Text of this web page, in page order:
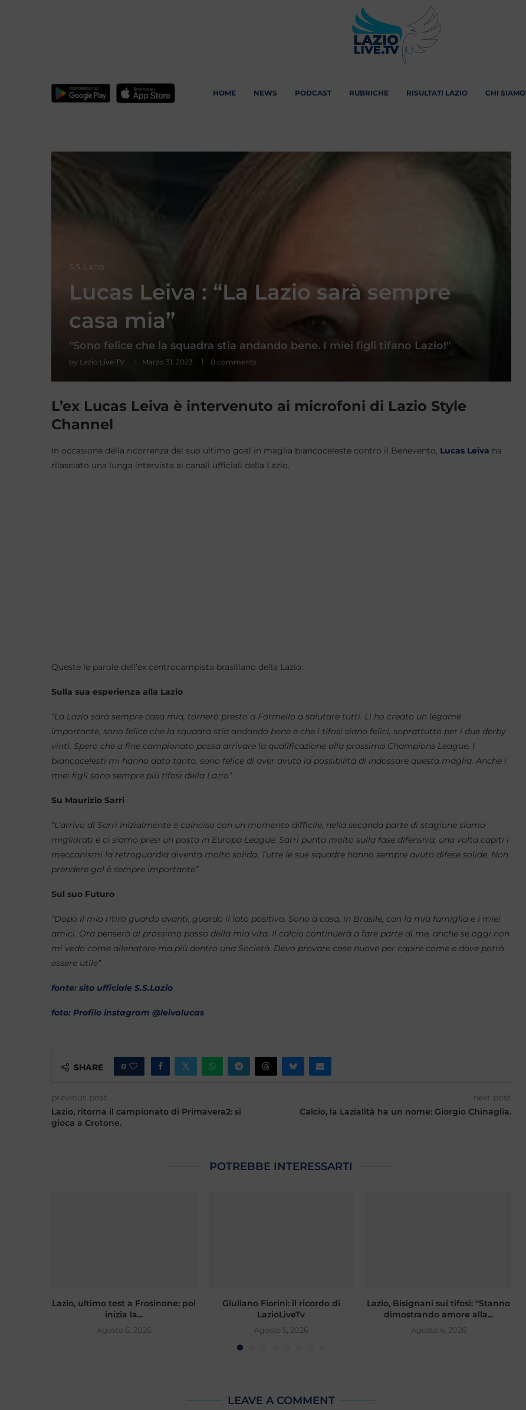
HOME NEWS PODCAST RUBRICHE RISULTATI LAZIO CHI SIAMO
S.S. Lazio
Lucas Leiva : “La Lazio sarà sempre
casa mia”
"Sono felice che la squadra stia andando bene. I miei figli tifano Lazio!"
by Lazio Live TV Marzo 31, 2023 0 comments
L’ex Lucas Leiva è intervenuto ai microfoni di Lazio Style
Channel
In occasione della ricorrenza del suo ultimo goal in maglia biancoceleste contro il Benevento, Lucas Leiva ha
rilasciato una lunga intervista ai canali ufficiali della Lazio.
Queste le parole dell’ex centrocampista brasiliano della Lazio:
Sulla sua esperienza alla Lazio
“La Lazio sarà sempre casa mia, tornerò presto a Formello a salutare tutti. Lì ho creato un legame
importante, sono felice che la squadra stia andando bene e che i tifosi siano felici, soprattutto per i due derby
vinti. Spero che a fine campionato possa arrivare la qualificazione alla prossima Champions League. I
biancocelesti mi hanno dato tanto, sono felice di aver avuto la possibilità di indossare questa maglia. Anche i
miei figli sono sempre più tifosi della Lazio”
Su Maurizio Sarri
“L’arrivo di Sarri inizialmente è coinciso con un momento difficile, nella seconda parte di stagione siamo
migliorati e ci siamo presi un posto in Europa League. Sarri punta molto sulla fase difensiva, una volta capiti i
meccanismi la retroguardia diventa molto solida. Tutte le sue squadre hanno sempre avuto difese solide. Non
prendere gol è sempre importante”
Sul suo Futuro
“Dopo il mio ritiro guardo avanti, guardo il lato positivo. Sono a casa, in Brasile, con la mia famiglia e i miei
amici. Ora penserò al prossimo passo della mia vita. Il calcio continuerà a fare parte di me, anche se oggi non
mi vedo come allenatore ma più dentro una Società. Devo provare cose nuove per capire come e dove potrò
essere utile”
fonte: sito ufficiale S.S.Lazio
foto: Profilo instagram @leivalucas
SHARE 0
previous post
Lazio, ritorna il campionato di Primavera2: si
gioca a Crotone.
next post
Calcio, la Lazialità ha un nome: Giorgio Chinaglia.
POTREBBE INTERESSARTI
Lazio, ultimo test a Frosinone: poi
inizia la...
Agosto 6, 2026
Giuliano Fiorini: il ricordo di
LazioLiveTv
Agosto 5, 2026
Lazio, Bisignani sui tifosi: “Stanno
dimostrando amore alla...
Agosto 4, 2026
LEAVE A COMMENT